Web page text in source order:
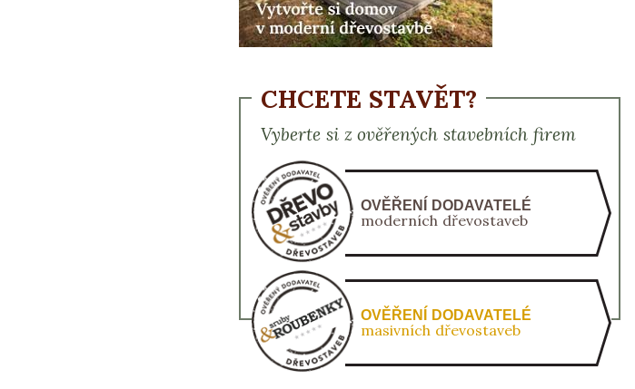
CHCETE STAVĚT?
Vyberte si z ověřených stavebních firem
OVĚŘENÍ DODAVATELÉ
moderních dřevostaveb
OVĚŘENÍ DODAVATELÉ
masivních dřevostaveb